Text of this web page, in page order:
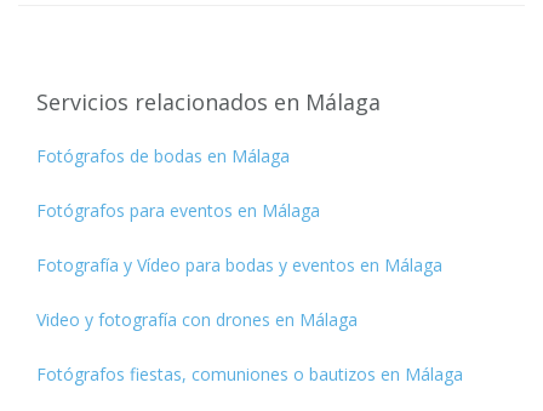
Servicios relacionados en Málaga
Fotógrafos de bodas en Málaga
Fotógrafos para eventos en Málaga
Fotografía y Vídeo para bodas y eventos en Málaga
Video y fotografía con drones en Málaga
Fotógrafos fiestas, comuniones o bautizos en Málaga